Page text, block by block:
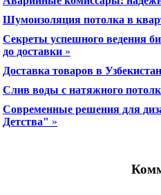
Шумоизоляция потолка в
Секреты успешного ведения
до доставки »
Доставка товаров в
Слив воды с натяжного
Современные решения для
Детства" »